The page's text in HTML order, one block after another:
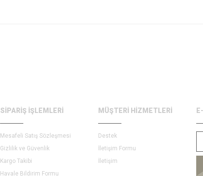
SİPARİŞ İŞLEMLERİ
Mesafeli Satış Sözleşmesi
Gizlilik ve Güvenlik
Kargo Takibi
Havale Bildirim Formu
MÜŞTERİ HİZMETLERİ
Destek
İletişim Formu
İletişim